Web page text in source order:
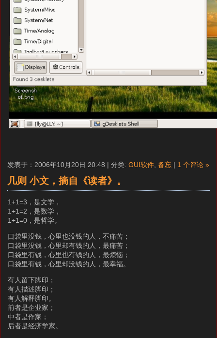
发表于：2006年10月20日 20:48 | 分类: GUI软件 备忘 | 1 个评论 »
几则 小文，摘自《读者》。
1+1=3，是文学，
1+1=2，是数学，
1+1=0，是哲学。
口袋里没钱，心里也没钱的人，不痛苦；
口袋里没钱，心里却有钱的人，最痛苦；
口袋里有钱，心里也有钱的人，最烦恼；
口袋里有钱，心里却没钱的人，最幸福。
有人留下脚印；
有人描述脚印；
有人解释脚印。
前者是企业家；
中者是作家；
后者是经济学家。